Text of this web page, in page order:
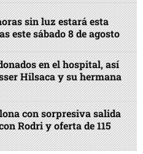
sin luz estará esta
este sábado 8 de agosto
en el hospital, así
Hilsaca y su hermana
con sorpresiva salida
Rodri y oferta de 115